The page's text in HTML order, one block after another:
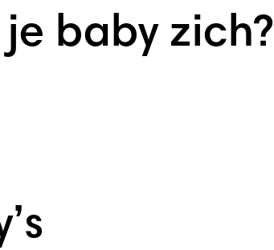
baby zich?